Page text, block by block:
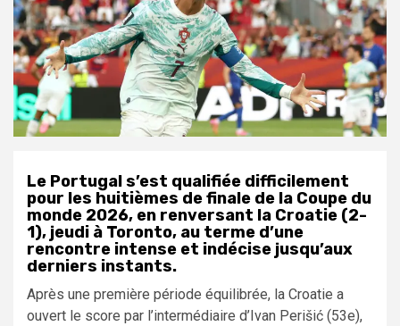
Le Portugal s’est qualifiée difficilement
pour les huitièmes de finale de la Coupe du
monde 2026, en renversant la Croatie (2-
1), jeudi à Toronto, au terme d’une
rencontre intense et indécise jusqu’aux
derniers instants.
Après une première période équilibrée, la Croatie a
ouvert le score par l’intermédiaire d’Ivan Perišić (53e),